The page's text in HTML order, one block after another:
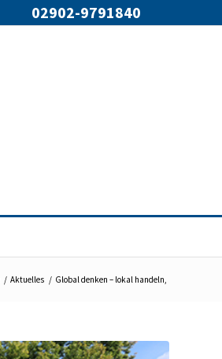
02902-9791840
/ Aktuelles / Global denken – lokal handeln,